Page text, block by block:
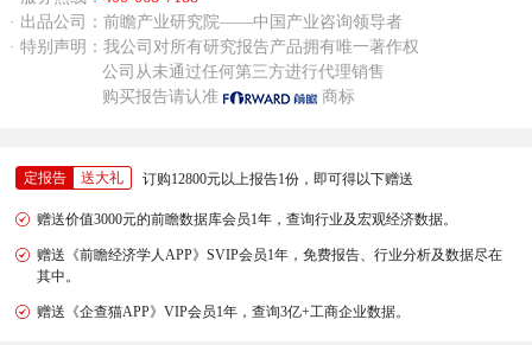
· 出品公司：前瞻产业研究院——中国产业咨询领导者
· 特别声明：我公司对所有研究报告产品拥有唯一著作权
公司从未通过任何第三方进行代理销售
购买报告请认准
商标
定报告 送大礼 订购12800元以上报告1份，即可得以下赠送
赠送价值3000元的前瞻数据库会员1年，查询行业及宏观经济数据。
赠送《前瞻经济学人APP》SVIP会员1年，免费报告、行业分析及数据尽在
其中。
赠送《企查猫APP》VIP会员1年，查询3亿+工商企业数据。